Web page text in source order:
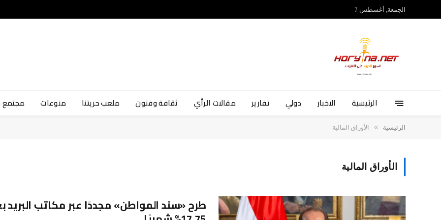
الجمعة, أغسطس 7
الرئيسية الاخبار دولي تقارير مقالات الرأي ثقافة وفنون ملعب حريتنا منوعات
الرئيسية » الأوراق المالية
الأوراق المالية
طرح «سند المواطن» مجددًا عبر مكاتب البريد